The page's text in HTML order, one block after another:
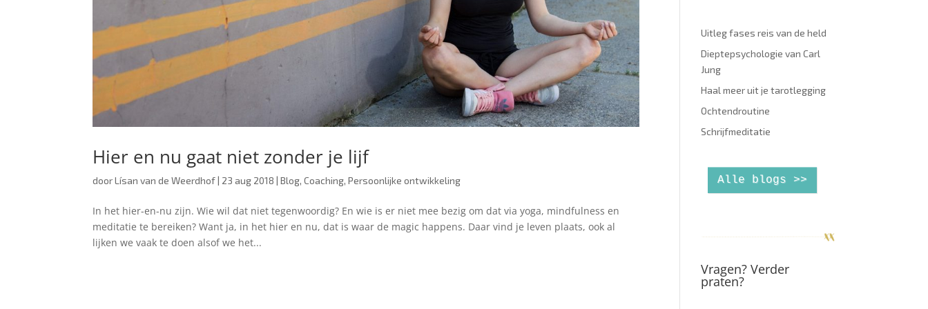
Hier en nu gaat niet zonder je lijf
doorLísan van de Weerdhof | 23 aug 2018 |Blog,Coaching,Persoonlijke ontwikkeling
In het hier-en-nu zijn. Wie wil dat niet tegenwoordig? En wie is er niet mee bezig om dat via yoga, mindfulness en
meditatie te bereiken? Want ja, in het hier en nu, dat is waar de magic happens. Daar vind je leven plaats, ook al
lijken we vaak te doen alsof we het...
Uitleg fases reis van de held
Dieptepsychologie van Carl
Jung
Haal meer uit je tarotlegging
Ochtendroutine
Schrijfmeditatie
Alle blogs >>
Vragen? Verder
praten?